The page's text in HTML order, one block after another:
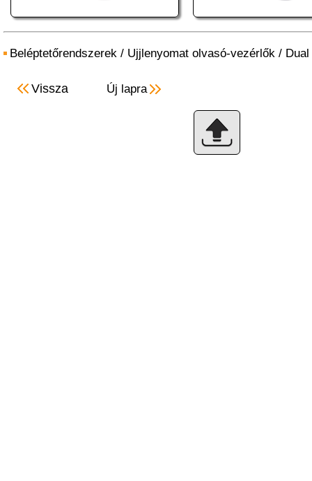
Beléptetőrendszerek / Ujjlenyomat olvasó-vezérlők /
Vissza Új lapra